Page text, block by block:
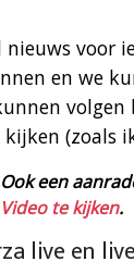
nieuws voor
en we
volgen
(zoals
Ook een
Video te kijken.
live en